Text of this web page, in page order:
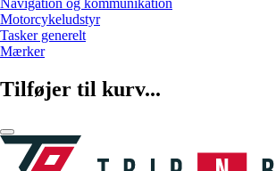
Motorcykeludstyr
Tasker generelt
Mærker
Tilføjer til kurv...